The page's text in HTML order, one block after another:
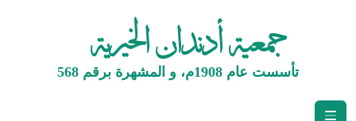
جمعية أدندان الخيرية
تأسست عام 1908م، و المشهرة برقم 568